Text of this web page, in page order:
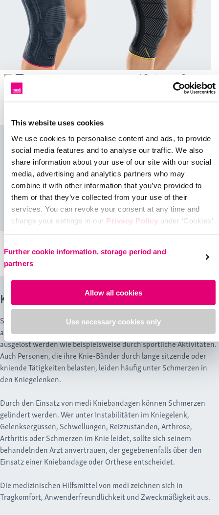
This website uses cookies
We use cookies to personalise content and ads, to provide
social media features and to analyse our traffic. We also
share information about your use of our site with our social
media, advertising and analytics partners who may
combine it with other information that you’ve provided to
them or that they’ve collected from your use of their
services. You can revoke your consent at any time and
change your settings in our Privacy Policy under ‘Cookies’.
Further cookie information, storage period and
partners
Allow all cookies
Use necessary cookies only
Genumedi®
Genumedi® E⁺motion®
Performance-Kniebandage
Kniebandage
Kniebandagen stabilisieren das Kniegelenk
Schmerzen im und am Knie treten häufig durch große Belastungen
auf. Diese können durch monotone Bewegungsabläufe genauso
ausgelöst werden wie beispielsweise durch sportliche Aktivitäten.
Auch Personen, die ihre Knie-Bänder durch lange sitzende oder
kniende Tätigkeiten belasten, leiden häufig unter Schmerzen in
den Kniegelenken.
Durch den Einsatz von medi Kniebandagen können Schmerzen
gelindert werden. Wer unter Instabilitäten im Kniegelenk,
Gelenksergüssen, Schwellungen, Reizzuständen, Arthrose,
Arthritis oder Schmerzen im Knie leidet, sollte sich seinem
behandelnden Arzt anvertrauen, der gegebenenfalls über den
Einsatz einer Kniebandage oder Orthese entscheidet.
Die medizinischen Hilfsmittel von medi zeichnen sich in
Tragkomfort, Anwenderfreundlichkeit und Zweckmäßigkeit aus.